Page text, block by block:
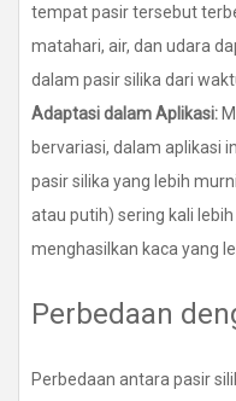
tempat pasir tersebut
matahari, air, dan udara
dalam pasir silika dari
Adaptasi dalam Aplikasi:
bervariasi, dalam aplikasi
pasir silika yang lebih
atau putih) sering kali
menghasilkan kaca yang
Perbedaan
Perbedaan antara pasir